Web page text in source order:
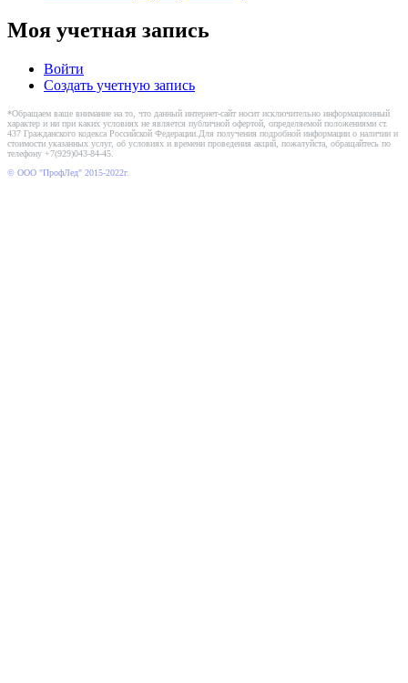
Моя учетная запись
Войти
Создать учетную запись
*Обращаем ваше внимание на то, что данный интернет-сайт носит исключительно информационный
характер и ни при каких условиях не является публичной офертой, определяемой положениями ст.
437 Гражданского кодекса Российской Федерации.Для получения подробной информации о наличии и
стоимости указанных услуг, об условиях и времени проведения акций, пожалуйста, обращайтесь по
телефону +7(929)043-84-45.
© ООО "ПрофЛед" 2015-2022г.